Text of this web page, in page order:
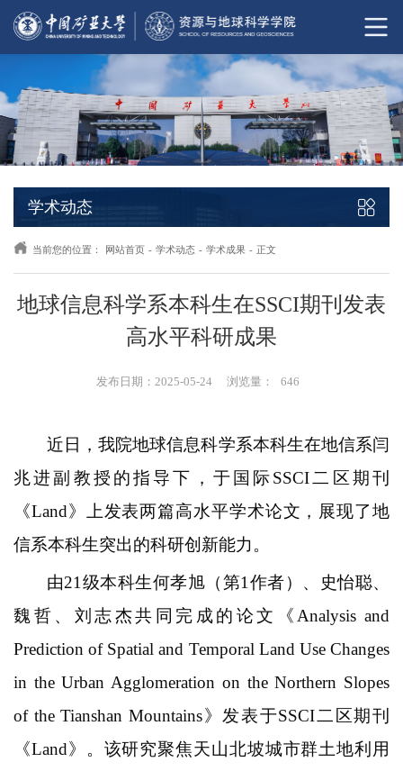
学术动态
当前您的位置： 网站首页 - 学术动态 - 学术成果 - 正文
地球信息科学系本科生在SSCI期刊发表
高水平科研成果
发布日期：2025-05-24 浏览量： 646
近日，我院地球信息科学系本科生在地信系闫
兆进副教授的指导下，于国际SSCI二区期刊
《Land》上发表两篇高水平学术论文，展现了地
信系本科生突出的科研创新能力。
由21 级本科生何孝旭（第1 作者）、史怡聪、
魏哲、刘志杰共同完成的论文《 Analysis and
Prediction of Spatial and Temporal Land Use Changes
in the Urban Agglomeration on the Northern Slopes
of the Tianshan Mountains》发表于SSCI二区期刊
《Land》。该研究聚焦天山北坡城市群土地利用